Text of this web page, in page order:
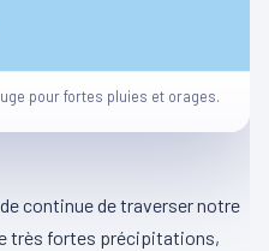
pour fortes pluies et orages.
continue de traverser notre
très fortes précipitations,